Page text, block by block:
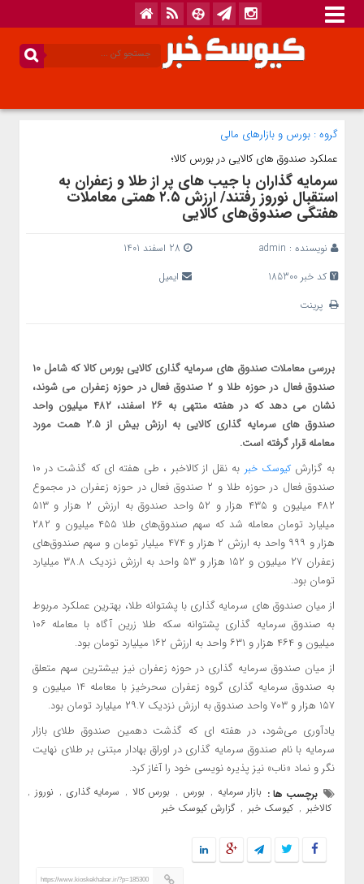
گروه : بورس و بازار‌های مالی
عملکرد صندوق های کالایی در بورس کالا؛
سرمایه گذاران با جیب های پر از طلا و زعفران به
استقبال نوروز رفتند/ ارزش ۲.۵ همتی معاملات
هفتگی صندوق‌های کالایی
نویسنده : admin
کد خبر 185300
ایمیل
پرینت
بررسی معاملات صندوق های سرمایه گذاری کالایی بورس کالا که شامل ۱۰
صندوق فعال در حوزه طلا و ۲ صندوق فعال در حوزه زعفران می شوند،
نشان می دهد که در هفته منتهی به ۲۶ اسفند، ۴۸۲ میلیون واحد
صندوق های سرمایه گذاری کالایی به ارزش بیش از ۲.۵ همت مورد
معامله قرار گرفته است.
به گزارشکیوسک خبر
به نقل از کالاخبر ، طی هفته ای که گذشت در ۱۰
صندوق فعال در حوزه طلا و ۲ صندوق فعال در حوزه زعفران در مجموع
۴۸۲ میلیون و ۴۳۵ هزار و ۵۲ واحد صندوق به ارزش ۲ هزار و ۵۱۳
میلیارد تومان معامله شد که سهم صندوق‌های طلا ۴۵۵ میلیون و ۲۸۲
هزار و ۹۹۹ واحد به ارزش ۲ هزار و ۴۷۴ میلیار تومان و سهم صندوق‌های
زعفران ۲۷ میلیون و ۱۵۲ هزار و ۵۳ واحد به ارزش نزدیک ۳۸.۸ میلیارد
تومان بود.
از میان صندوق های سرمایه گذاری با پشتوانه طلا، بهترین عملکرد مربوط
به صندوق سرمایه گذاری پشتوانه سکه طلا زرین آگاه با معامله ۱۰۶
میلیون و ۴۶۴ هزار و ۶۳۱ واحد به ارزش ۱۶۲ میلیارد تومان بود.
از میان صندوق سرمایه گذاری در حوزه زعفران نیز بیشترین سهم متعلق
به صندوق سرمایه گذاری گروه زعفران سحرخیز با معامله ۱۴ میلیون و
۱۵۷ هزار و ۷۰۳ واحد صندوق به ارزش نزدیک ۲۹.۷ میلیارد تومان بود.
یادآوری می‌شود، در هفته ای که گذشت دهمین صندوق طلای بازار
سرمایه با نام صندوق سرمایه گذاری در اوراق بهادار مبتنی بر طلای نهایت
نگر و نماد «ناب» نیز پذیره نویسی خود را آغاز کرد.
برچسب ها : بازار سرمایه , بورس , بورس کالا , سرمایه گذاری , نوروز ,
کالاخبر , کیوسک خبر , گزارش کیوسک خبر
https://www.kioskekhabar.ir/?p=185300